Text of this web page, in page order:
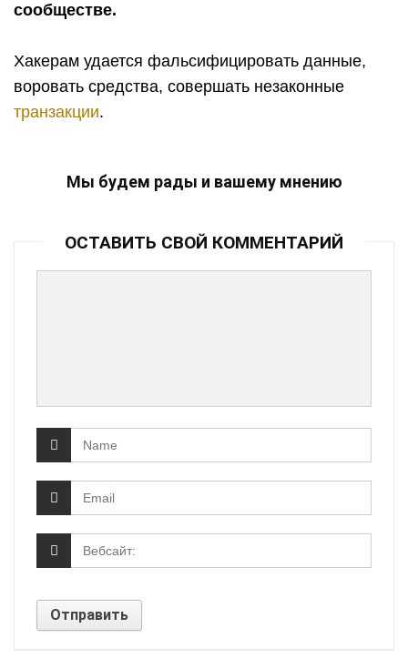
сообществе.
Хакерам удается фальсифицировать данные,
воровать средства, совершать незаконные
транзакции.
Мы будем рады и вашему мнению
ОСТАВИТЬ СВОЙ КОММЕНТАРИЙ